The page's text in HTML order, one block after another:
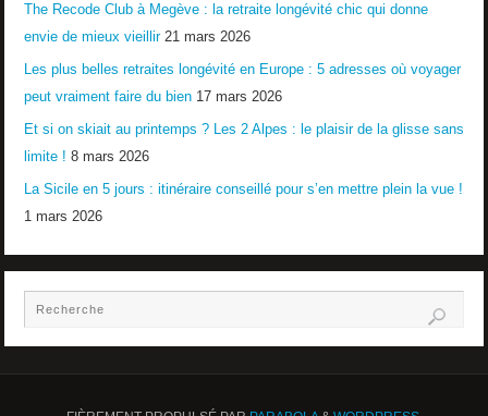
The Recode Club à Megève : la retraite longévité chic qui donne
envie de mieux vieillir 21 mars 2026
Les plus belles retraites longévité en Europe : 5 adresses où voyager
peut vraiment faire du bien 17 mars 2026
Et si on skiait au printemps ? Les 2 Alpes : le plaisir de la glisse sans
limite ! 8 mars 2026
La Sicile en 5 jours : itinéraire conseillé pour s’en mettre plein la vue !
1 mars 2026